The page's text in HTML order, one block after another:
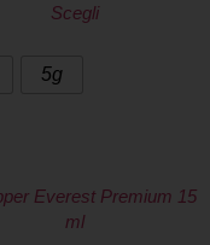
Scegli
5g